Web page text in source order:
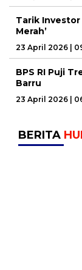
Tarik Investor
Merah’
23 April 2026 |
BPS RI Puji
Barru
23 April 2026 |
BERITA